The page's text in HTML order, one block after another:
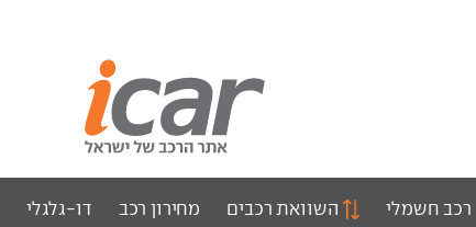
רכב חשמלי השוואת רכבים מחירון רכב דו-גלגלי